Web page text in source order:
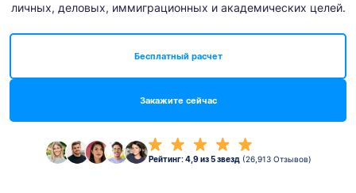
личных, деловых, иммиграционных и академических целей.
Закажите сейчас
Бесплатный расчет
Рейтинг: 4,9 из 5 звезд (26,913 Отзывов)